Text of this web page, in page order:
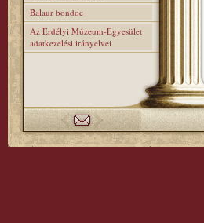
Balaur bondoc
Az Erdélyi Múzeum-Egyesület
adatkezelési irányelvei